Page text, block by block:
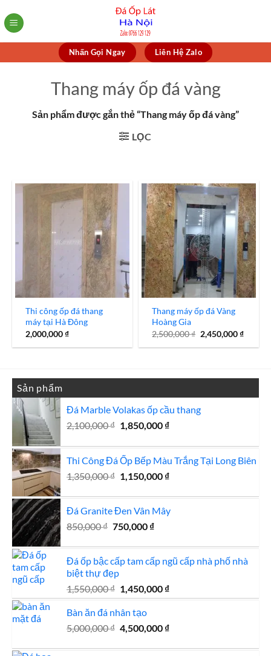
to
Nhấn Gọi Ngay Liên Hệ Zalo
Thang máy ốp đá vàng
Sản phẩm được gắn thẻ “Thang máy ốp đá vàng”
LỌC
Thi công ốp đá thang
máy tại Hà Đông
2,000,000₫
Thang máy ốp đá Vàng
Hoàng Gia
2,500,000₫ Giá
gốc
là:
2,450,000₫Giá
tại
Sản phẩm
Đá Marble Volakas ốp cầu thang
2,100,000₫ Giá
là:
2,100,000 ₫.
1,850,000 ₫Giá
tại
là:
1,850,000 ₫.
Thi Công Đá Ốp Bếp Màu Trắng Tại Long Biên
1,350,000₫ Giá
1,350,000 ₫.
1,150,000 ₫Giá
là:
Đá Granite Đen Vân Mây
850,000₫ Giá
850,000 ₫.
750,000 ₫Giá
là:
Đá ốp bậc cấp tam cấp ngũ cấp nhà phố nhà
biệt thự đẹp
1,550,000₫ Giá
gốc
là:
1,550,000 ₫.
1,450,000 ₫Giá
hiện
là:
Bàn ăn đá nhân tạo
5,000,000₫ Giá
4,500,000 ₫Giá